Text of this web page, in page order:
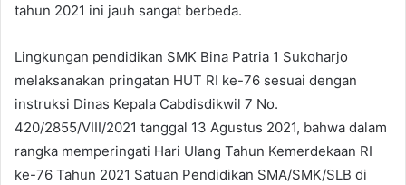
tahun 2021 ini jauh sangat berbeda.
Lingkungan pendidikan SMK Bina Patria 1 Sukoharjo
melaksanakan pringatan HUT RI ke-76 sesuai dengan
instruksi Dinas Kepala Cabdisdikwil 7 No.
420/2855/VIII/2021 tanggal 13 Agustus 2021, bahwa dalam
rangka memperingati Hari Ulang Tahun Kemerdekaan RI
ke-76 Tahun 2021 Satuan Pendidikan SMA/SMK/SLB di